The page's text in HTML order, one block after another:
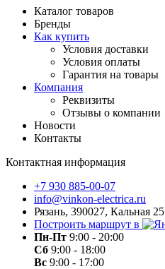
Каталог товаров
Бренды
Как купить
Условия доставки
Условия оплаты
Гарантия на товары
Компания
Реквизиты
Отзывы о компании
Новости
Контакты
Контактная информация
+7 930 885-00-07
info@vinkon-electrica.ru
Рязань, 390027, Кальная 25
Построить маршрут в
Пн-Пт 9:00 - 20:00
Сб 9:00 - 18:00
Вс 9:00 - 17:00